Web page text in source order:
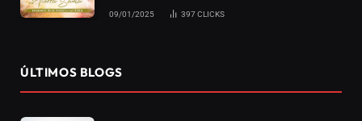
09/01/2025 397 CLICKS
ÚLTIMOS BLOGS